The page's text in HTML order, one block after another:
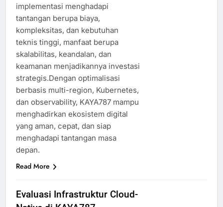
implementasi menghadapi
tantangan berupa biaya,
kompleksitas, dan kebutuhan
teknis tinggi, manfaat berupa
skalabilitas, keandalan, dan
keamanan menjadikannya investasi
strategis.Dengan optimalisasi
berbasis multi-region, Kubernetes,
dan observability, KAYA787 mampu
menghadirkan ekosistem digital
yang aman, cepat, dan siap
menghadapi tantangan masa
depan.
Read More
Evaluasi Infrastruktur Cloud-